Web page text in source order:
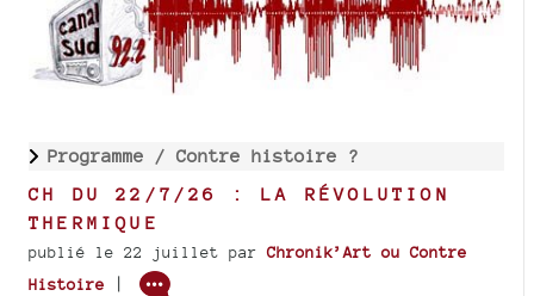
Programme / Contre histoire ?
CH DU 22/7/26 : LA RÉVOLUTION
THERMIQUE
publié le 22 juillet parChronik’Art ou Contre
Histoire
|